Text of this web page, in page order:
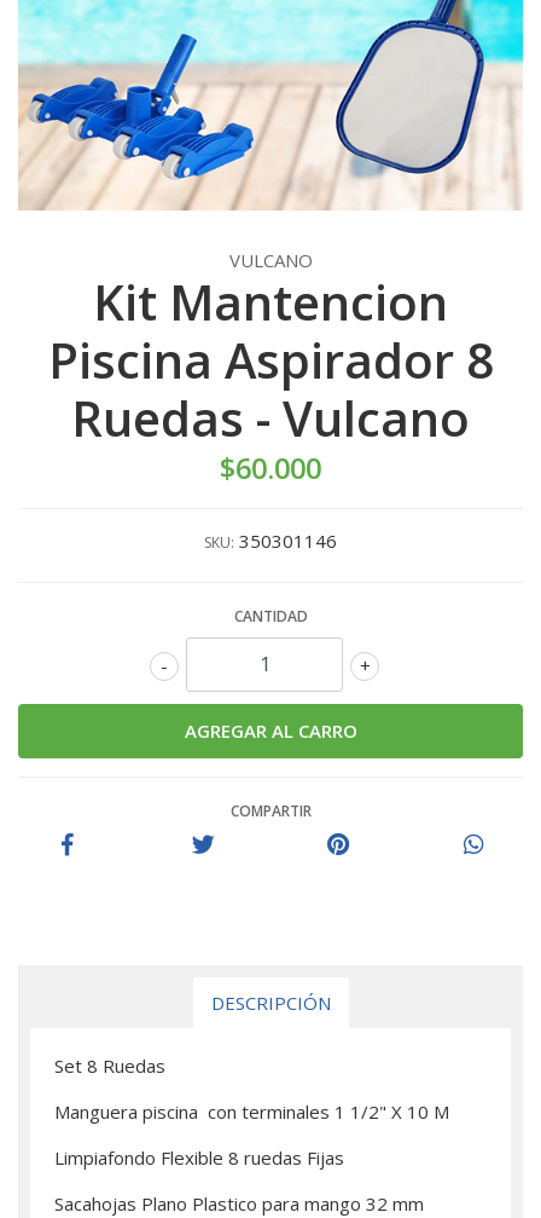
VULCANO
Kit Mantencion
Piscina Aspirador 8
Ruedas - Vulcano
$60.000
SKU: 350301146
CANTIDAD
+
-
COMPARTIR
DESCRIPCIÓN
Set 8 Ruedas
Manguera piscina con terminales 1 1/2" X 10 M
Limpiafondo Flexible 8 ruedas Fijas
Sacahojas Plano Plastico para mango 32 mm